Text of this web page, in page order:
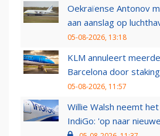
Oekraïense Antonov
aan aanslag op
05-08-2026, 13:18
KLM annuleert
Barcelona door staking
05-08-2026, 11:57
Willie Walsh neemt
IndiGo: 'op naar